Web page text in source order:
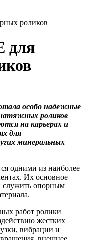
роликов
для
особо надежные
роликов
на карьерах и
для
минеральных
одними из наиболее
Их основное
служить опорным
работ ролики
жестких
вибрации и